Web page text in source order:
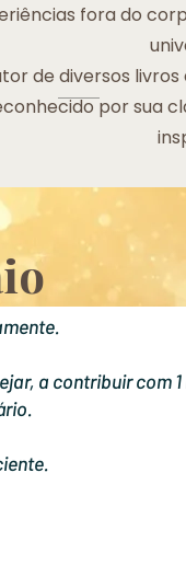
fora do
de diversos
por sua
a contribuir com 1